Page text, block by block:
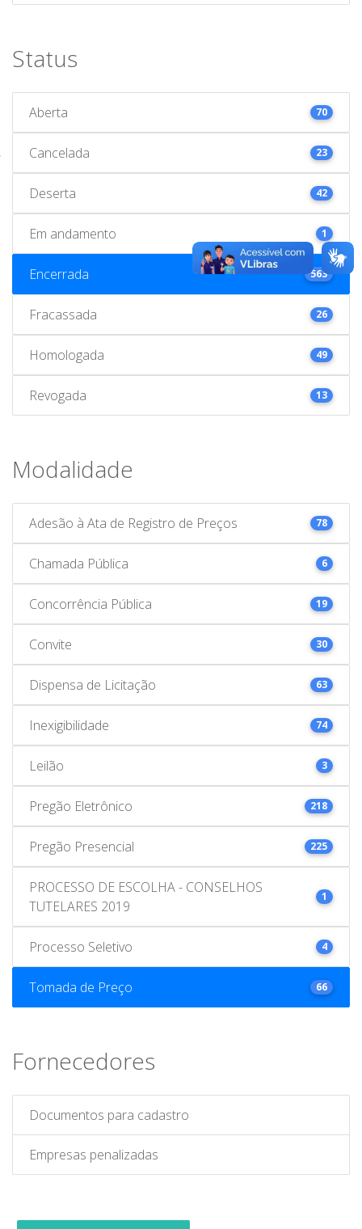
Status
Aberta 70
Cancelada 23
Deserta 42
Em andamento 1
Encerrada 563
Fracassada 26
Homologada 49
Revogada 13
Modalidade
Adesão à Ata de Registro de Preços 78
Chamada Pública 6
Concorrência Pública 19
Convite 30
Dispensa de Licitação 63
Inexigibilidade 74
Leilão 3
Pregão Eletrônico 218
Pregão Presencial 225
PROCESSO DE ESCOLHA - CONSELHOS
TUTELARES 2019
1
Processo Seletivo 4
Tomada de Preço 66
Fornecedores
Documentos para cadastro
Empresas penalizadas